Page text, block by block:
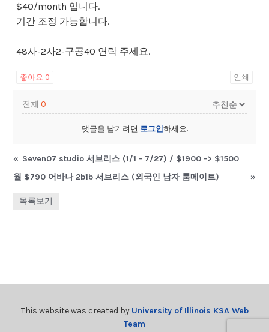
$40/month 입니다.
기간 조정 가능합니다.
48사-2사2-구공40 연락 주세요.
좋아요 0 인쇄
전체0
댓글을 남기려면 로그인하세요.
« Seven07 studio 서브리스 (1/1 - 7/27) / $1900 -> $1500
월 $790 어바나 2b1b 서브리스 (외국인 남자 룸메이트)
»
목록보기
This website was created by University of Illinois KSA Web
Team